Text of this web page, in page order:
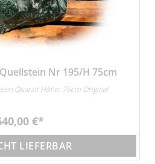
Nr 195/H 75cm
Quarzit Höhe: 75cm Original
€
LIEFERBAR